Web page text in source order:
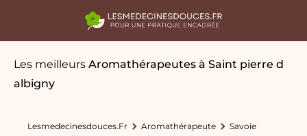
Les meilleurs Aromathérapeutes à Saint pierre d
albigny
Lesmedecinesdouces.fr Aromathérapeute
Savoie